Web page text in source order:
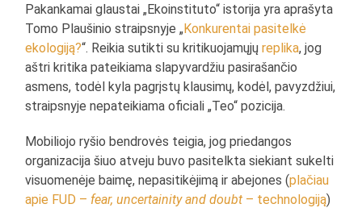
Pakankamai glaustai „Ekoinstituto“ istorija yra aprašyta
Tomo Plaušinio straipsnyje „Konkurentai pasitelkė
ekologiją?“. Reikia sutikti su kritikuojamųjųreplika, jog
aštri kritika pateikiama slapyvardžiu pasirašančio
asmens, todėl kyla pagrįstų klausimų, kodėl, pavyzdžiui,
straipsnyje nepateikiama oficiali „Teo“ pozicija.
Mobiliojo ryšio bendrovės teigia, jog priedangos
organizacija šiuo atveju buvo pasitelkta siekiant sukelti
visuomenėje baimę, nepasitikėjimą ir abejones (plačiau
apie FUD – fear, uncertainity and doubt – technologiją)